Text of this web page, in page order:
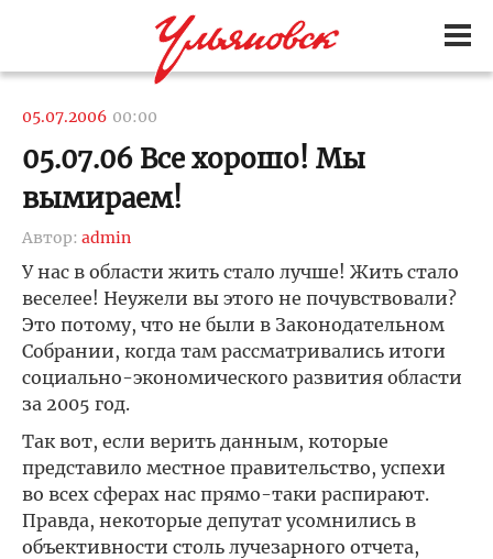
05.07.2006 00:00
05.07.06 Все хорошо! Мы
вымираем!
Автор: admin
У нас в области жить стало лучше! Жить стало
веселее! Неужели вы этого не почувствовали?
Это потому, что не были в Законодательном
Собрании, когда там рассматривались итоги
социально-экономического развития области
за 2005 год.
Так вот, если верить данным, которые
представило местное правительство, успехи
во всех сферах нас прямо-таки распирают.
Правда, некоторые депутат усомнились в
объективности столь лучезарного отчета,